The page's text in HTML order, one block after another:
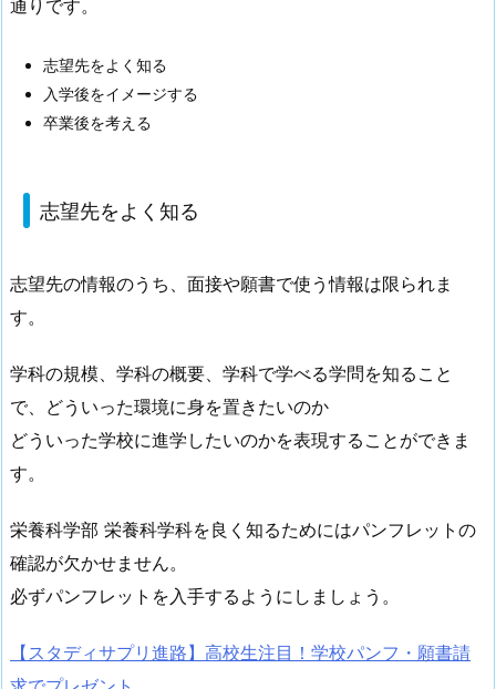
通りです。
志望先をよく知る
入学後をイメージする
卒業後を考える
志望先をよく知る
志望先の情報のうち、面接や願書で使う情報は限られま
す。
学科の規模、学科の概要、学科で学べる学問を知ること
で、どういった環境に身を置きたいのか
どういった学校に進学したいのかを表現することができま
す。
栄養科学部 栄養科学科を良く知るためにはパンフレットの
確認が欠かせません。
必ずパンフレットを入手するようにしましょう。
【スタディサプリ進路】高校生注目！学校パンフ・願書請